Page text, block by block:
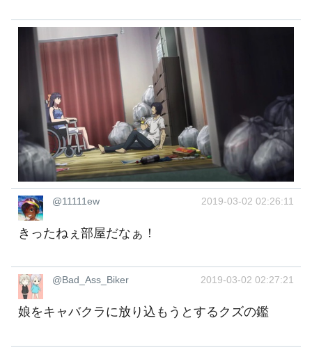
@11111ew 2019-03-02 02:26:11
きったねぇ部屋だなぁ！
@Bad_Ass_Biker 2019-03-02 02:27:21
娘をキャバクラに放り込もうとするクズの鑑